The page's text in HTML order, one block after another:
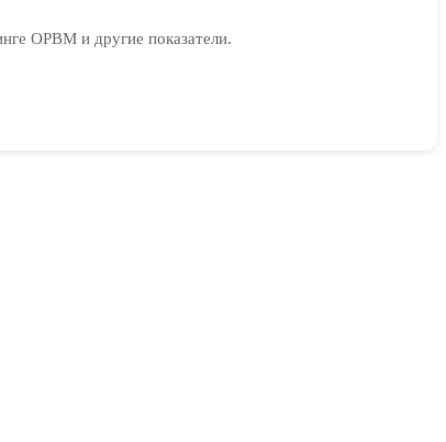
ОРВМ и другие показатели.